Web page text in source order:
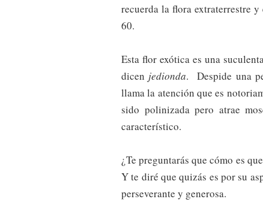
recuerda la flora extraterrestre
60.
Esta flor exótica es una
dicen jedionda. Despide una
llama la atención que es
sido polinizada pero atrae
característico.
¿Te preguntarás que cómo es
Y te diré que quizás es por su
perseverante y generosa.